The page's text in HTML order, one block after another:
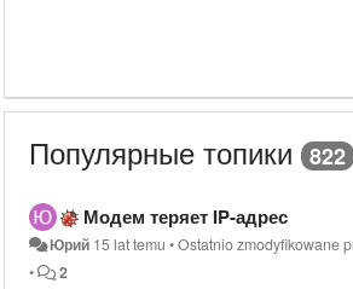
Популярные топики 822
Модем теряет IP-адрес
Юрий 15 lat temu •Ostatnio zmodyfikowane
•
2